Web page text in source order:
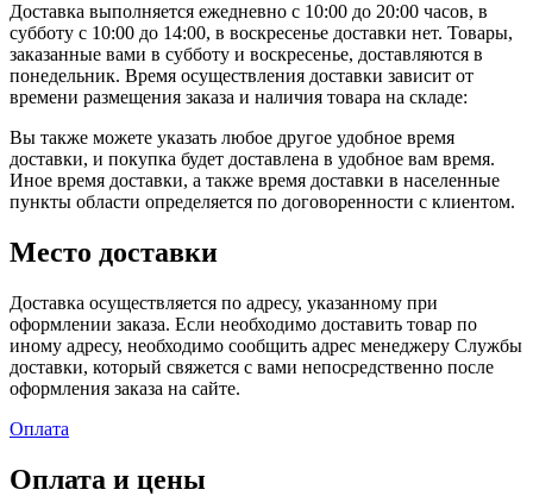
Доставка выполняется ежедневно с 10:00 до 20:00 часов, в
субботу с 10:00 до 14:00, в воскресенье доставки нет. Товары,
заказанные вами в субботу и воскресенье, доставляются в
понедельник. Время осуществления доставки зависит от
времени размещения заказа и наличия товара на складе:
Вы также можете указать любое другое удобное время
доставки, и покупка будет доставлена в удобное вам время.
Иное время доставки, а также время доставки в населенные
пункты области определяется по договоренности с клиентом.
Место доставки
Доставка осуществляется по адресу, указанному при
оформлении заказа. Если необходимо доставить товар по
иному адресу, необходимо сообщить адрес менеджеру Службы
доставки, который свяжется с вами непосредственно после
оформления заказа на сайте.
Оплата
Оплата и цены